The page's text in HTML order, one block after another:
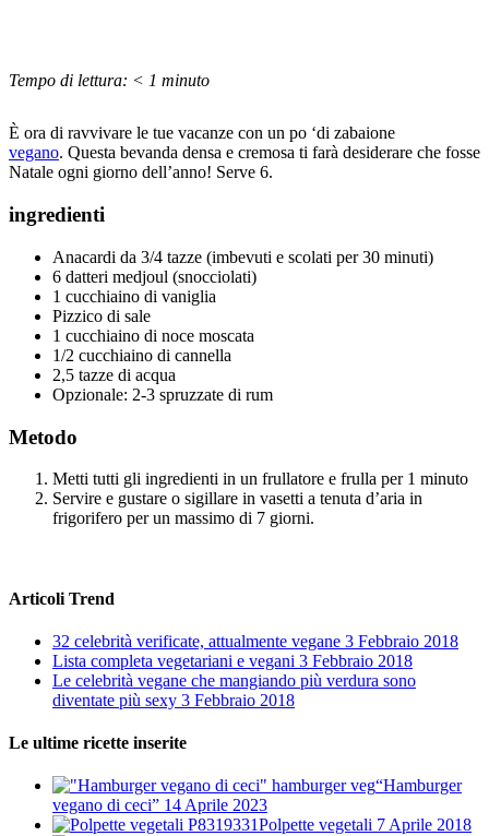
Tempo di lettura: < 1 minuto
È ora di ravvivare le tue vacanze con un po ‘di zabaione
vegano. Questa bevanda densa e cremosa ti farà desiderare che fosse
Natale ogni giorno dell’anno! Serve 6.
ingredienti
Anacardi da 3/4 tazze (imbevuti e scolati per 30 minuti)
6 datteri medjoul (snocciolati)
1 cucchiaino di vaniglia
Pizzico di sale
1 cucchiaino di noce moscata
1/2 cucchiaino di cannella
2,5 tazze di acqua
Opzionale: 2-3 spruzzate di rum
Metodo
Metti tutti gli ingredienti in un frullatore e frulla per 1 minuto
Servire e gustare o sigillare in vasetti a tenuta d’aria in
frigorifero per un massimo di 7 giorni.
Articoli Trend
32 celebrità verificate, attualmente vegane 3 Febbraio 2018
Lista completa vegetariani e vegani 3 Febbraio 2018
Le celebrità vegane che mangiando più verdura sono
diventate più sexy 3 Febbraio 2018
Le ultime ricette inserite
“Hamburger
vegano di ceci” 14 Aprile 2023
Polpette vegetali 7 Aprile 2018